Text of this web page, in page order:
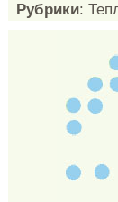
Рубрики: